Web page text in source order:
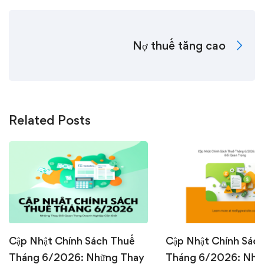
Nợ thuế tăng cao
Related Posts
Cập Nhật Chính Sách Thuế
Tháng 6/2026: Những Thay
Cập Nhật Chính
Tháng 6/2026: